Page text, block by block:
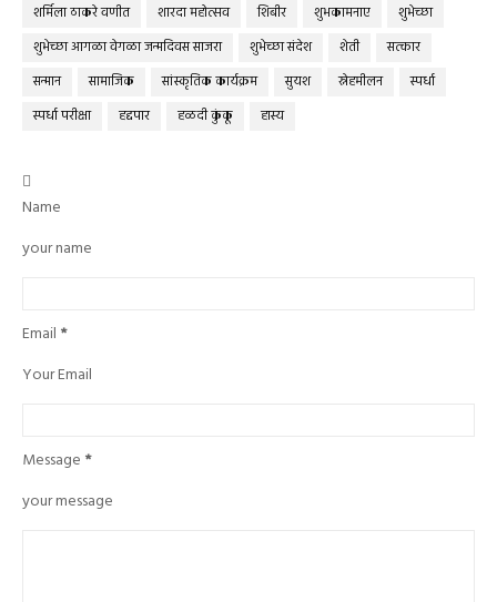
शर्मिला ठाकरे वणीत
शारदा महोत्सव शिबीर शुभकामनाए
शुभेच्छा
शुभेच्छा आगळा वेगळा जन्मदिवस साजरा
शुभेच्छा संदेश शेती
सत्कार
सन्मान
सामाजिक सांस्कृतिक कार्यक्रम सुयश स्नेहमीलन
स्पर्धा
स्पर्धा परीक्षा
हद्दपार हळदी कुंकू हास्य

Name
your name
Email *
Your Email
Message *
your message